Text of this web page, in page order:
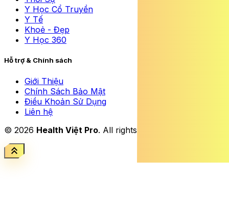
Y Học Cổ Truyền
Y Tế
Khoẻ - Đẹp
Y Học 360
Hỗ trợ & Chính sách
Giới Thiệu
Chính Sách Bảo Mật
Điều Khoản Sử Dụng
Liên hệ
© 2026 Health Việt Pro. All rights reserved.
keyboard_double_arrow_up